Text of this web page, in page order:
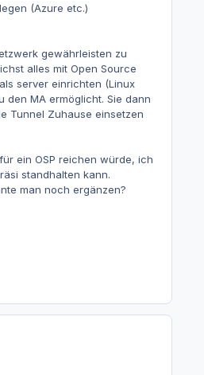
(Azure etc.)
gewährleisten zu
alles mit Open Source
server einrichten (Linux
MA ermöglicht. Sie dann
Tunnel Zuhause einsetzen
ein OSP reichen würde, ich
standhalten kann.
man noch ergänzen?